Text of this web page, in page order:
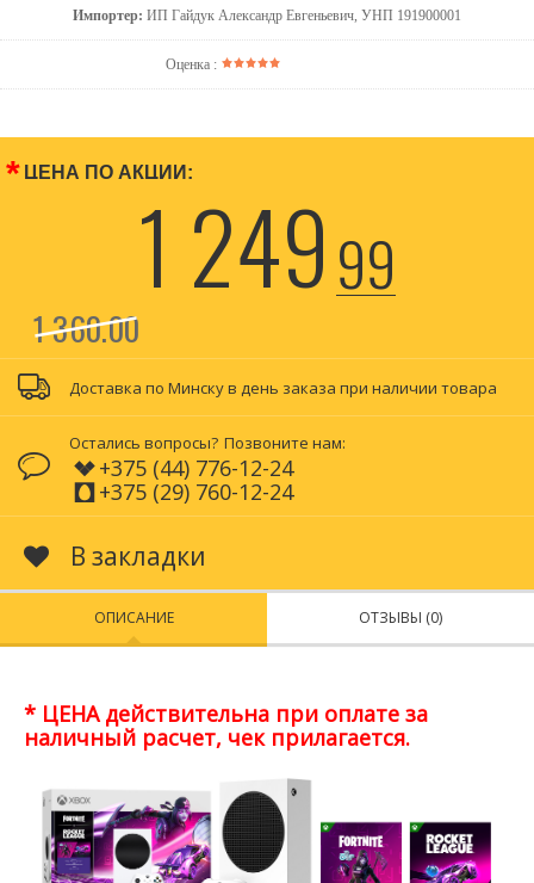
Импортер: ИП Гайдук Александр Евгеньевич, УНП 191900001
Оценка :
* ЦЕНА ПО АКЦИИ:
1 24999
1 36000
Доставка по Минску в день заказа при наличии товара
Остались вопросы? Позвоните нам:
+375 (44) 776-12-24
+375 (29) 760-12-24
В закладки
ОПИСАНИЕ ОТЗЫВЫ (0)
* ЦЕНА действительна при оплате за
наличный расчет, чек прилагается.